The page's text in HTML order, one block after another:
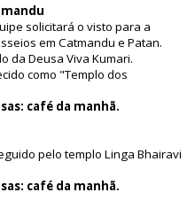
solicitará o visto para a
em Catmandu e Patan.
da Deusa Viva Kumari.
como "Templo dos
café da manhã.
pelo templo Linga Bhairavi
café da manhã.